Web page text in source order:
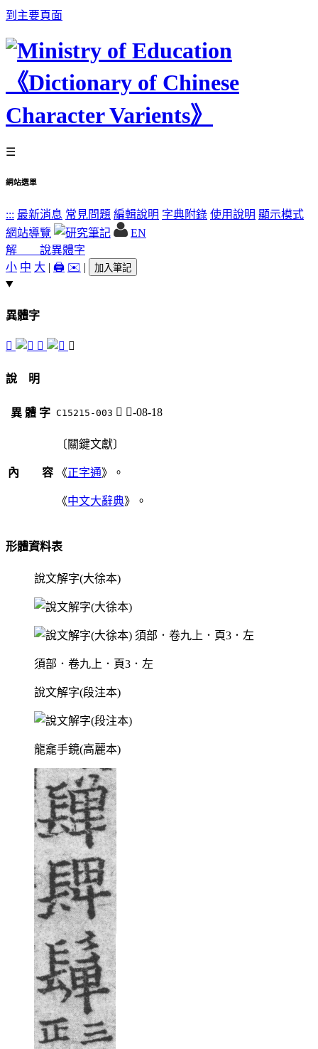
到主要頁面
☰
網站選單
::: 最新消息 常見問題 編輯說明 字典附錄 使用說明 顯示模式
網站導覽
EN
解 說異體字
小 中 大 | 🖨️ ✉️ | 加入筆記
異體字
𨲥 𩔾 𩭧
說 明
異 體 字 C15215-003 𩭧 髟-08-18
內 容
〔關鍵文獻〕
《正字通》。
《中文大辭典》。
形體資料表
說文解字(大徐本)
須部．卷九上．頁3．左
說文解字(段注本)
龍龕手鏡(高麗本)